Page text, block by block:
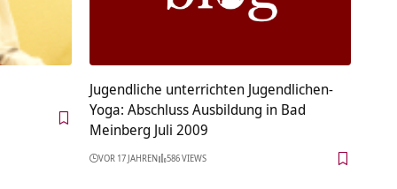
Jugendliche unterrichten Jugendlichen-
Yoga: Abschluss Ausbildung in Bad
Meinberg Juli 2009
VOR 17 JAHREN 586 VIEWS